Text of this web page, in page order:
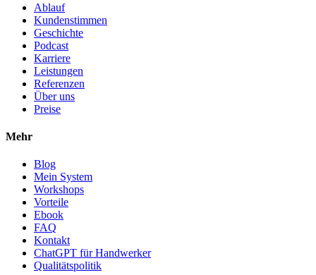
Ablauf
Kundenstimmen
Geschichte
Podcast
Karriere
Leistungen
Referenzen
Über uns
Preise
Mehr
Blog
Mein System
Workshops
Vorteile
Ebook
FAQ
Kontakt
ChatGPT für Handwerker
Qualitätspolitik